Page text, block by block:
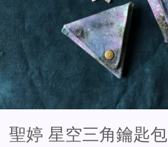
聖婷 星空三角鑰匙包